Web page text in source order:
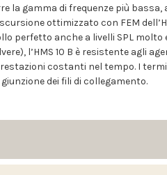
gamma di frequenze più
ottimizzato con FEM
perfetto anche a livelli SPL
l’HMS 10 B è resistente agli
costanti nel tempo. I
dei fili di collegamento.